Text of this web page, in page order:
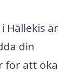
Hällekis är
din
för att öka